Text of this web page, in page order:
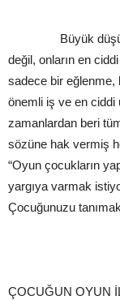
Büyük düşünür
değil, onların en
sadece bir eğlenme,
önemli iş ve en ciddi
zamanlardan beri
sözüne hak vermiş
“Oyun çocukların
yargıya varmak
Çocuğunuzu
ÇOCUĞUN OYUN